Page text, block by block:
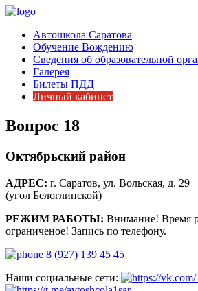
Автошкола Саратова
Обучение Вождению
Сведения об образовательной
Галерея
Билеты ПДД
Личный кабинет
Вопрос 18
Октябрьский район
АДРЕС: г. Саратов, ул. Вольская, д. 29
(угол Белоглинской)
РЕЖИМ РАБОТЫ: Внимание! Время
ограниченое! Запись по телефону.
8 (927) 139 45 45
Наши социальные сети: